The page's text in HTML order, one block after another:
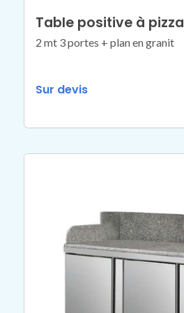
Table positive à pizza
2 mt 3 portes + plan en granit
Sur devis